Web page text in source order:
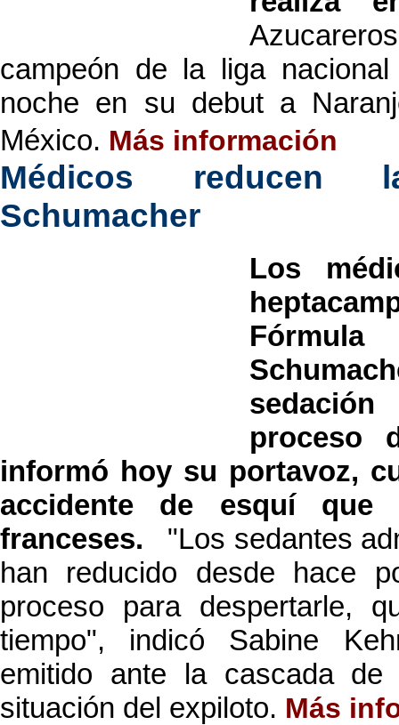
campeón de la liga
noche en su debut a
México. Más información
Médicos reducen
Schumacher
Los
proceso
informó hoy su portavoz,
accidente de esquí
franceses.
"Los sedantes
han reducido desde hace
proceso para despertarle,
tiempo", indicó Sabine
emitido ante la cascada de
situación del expiloto. Más